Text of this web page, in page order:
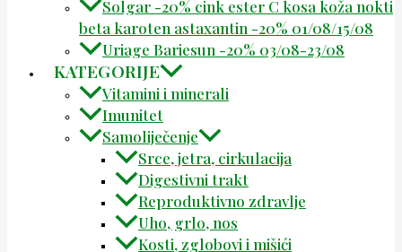
Solgar -20% cink ester C kosa koža nokti
beta karoten astaxantin -20% 01/08/15/08
Uriage Bariesun -20% 03/08-23/08
KATEGORIJE
Vitamini i minerali
Imunitet
Samoliječenje
Srce, jetra, cirkulacija
Digestivni trakt
Reproduktivno zdravlje
Uho, grlo, nos
Kosti, zglobovi i mišići